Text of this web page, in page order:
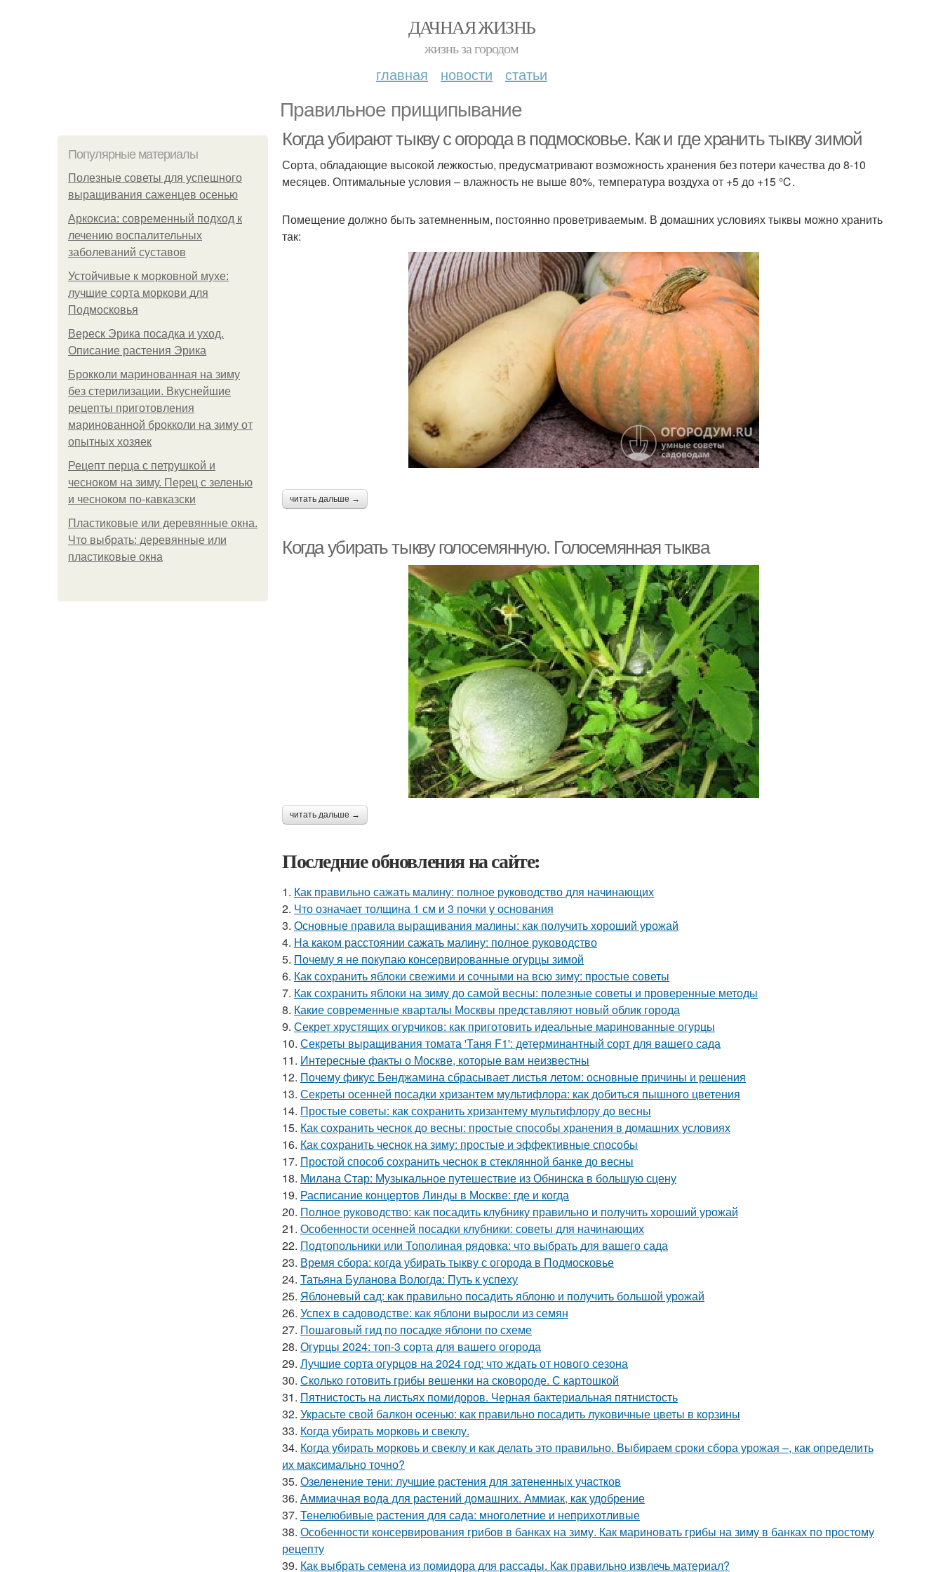
ДАЧНАЯ ЖИЗНЬ
жизнь за городом
главная новости статьи
Правильное прищипывание
Популярные материалы
Полезные советы для успешного
выращивания саженцев осенью
Аркоксиа: современный подход к
лечению воспалительных
заболеваний суставов
Устойчивые к морковной мухе:
лучшие сорта моркови для
Подмосковья
Вереск Эрика посадка и уход.
Описание растения Эрика
Брокколи маринованная на зиму
без стерилизации. Вкуснейшие
рецепты приготовления
маринованной брокколи на зиму от
опытных хозяек
Рецепт перца с петрушкой и
чесноком на зиму. Перец с зеленью
и чесноком по-кавказски
Пластиковые или деревянные окна.
Что выбрать: деревянные или
пластиковые окна
Когда убирают тыкву с огорода в подмосковье. Как и где хранить тыкву зимой
Сорта, обладающие высокой лежкостью, предусматривают возможность хранения без потери качества до 8-10
месяцев. Оптимальные условия – влажность не выше 80%, температура воздуха от +5 до +15 ℃.
Помещение должно быть затемненным, постоянно проветриваемым. В домашних условиях тыквы можно хранить
так:
читать дальше →
Когда убирать тыкву голосемянную. Голосемянная тыква
читать дальше →
Последние обновления на сайте:
1. Как правильно сажать малину: полное руководство для начинающих
2. Что означает толщина 1 см и 3 почки у основания
3. Основные правила выращивания малины: как получить хороший урожай
4. На каком расстоянии сажать малину: полное руководство
5. Почему я не покупаю консервированные огурцы зимой
6. Как сохранить яблоки свежими и сочными на всю зиму: простые советы
7. Как сохранить яблоки на зиму до самой весны: полезные советы и проверенные методы
8. Какие современные кварталы Москвы представляют новый облик города
9. Секрет хрустящих огурчиков: как приготовить идеальные маринованные огурцы
10. Секреты выращивания томата 'Таня F1': детерминантный сорт для вашего сада
11. Интересные факты о Москве, которые вам неизвестны
12. Почему фикус Бенджамина сбрасывает листья летом: основные причины и решения
13. Секреты осенней посадки хризантем мультифлора: как добиться пышного цветения
14. Простые советы: как сохранить хризантему мультифлору до весны
15. Как сохранить чеснок до весны: простые способы хранения в домашних условиях
16. Как сохранить чеснок на зиму: простые и эффективные способы
17. Простой способ сохранить чеснок в стеклянной банке до весны
18. Милана Стар: Музыкальное путешествие из Обнинска в большую сцену
19. Расписание концертов Линды в Москве: где и когда
20. Полное руководство: как посадить клубнику правильно и получить хороший урожай
21. Особенности осенней посадки клубники: советы для начинающих
22. Подтопольники или Тополиная рядовка: что выбрать для вашего сада
23. Время сбора: когда убирать тыкву с огорода в Подмосковье
24. Татьяна Буланова Вологда: Путь к успеху
25. Яблоневый сад: как правильно посадить яблоню и получить большой урожай
26. Успех в садоводстве: как яблони выросли из семян
27. Пошаговый гид по посадке яблони по схеме
28. Огурцы 2024: топ-3 сорта для вашего огорода
29. Лучшие сорта огурцов на 2024 год: что ждать от нового сезона
30. Сколько готовить грибы вешенки на сковороде. С картошкой
31. Пятнистость на листьях помидоров. Черная бактериальная пятнистость
32. Украсьте свой балкон осенью: как правильно посадить луковичные цветы в корзины
33. Когда убирать морковь и свеклу.
34. Когда убирать морковь и свеклу и как делать это правильно. Выбираем сроки сбора урожая –, как определить
их максимально точно?
35. Озеленение тени: лучшие растения для затененных участков
36. Аммиачная вода для растений домашних. Аммиак, как удобрение
37. Тенелюбивые растения для сада: многолетние и неприхотливые
38. Особенности консервирования грибов в банках на зиму. Как мариновать грибы на зиму в банках по простому
рецепту
39. Как выбрать семена из помидора для рассады. Как правильно извлечь материал?